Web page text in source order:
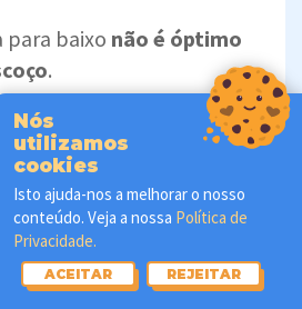
para baixo não é óptimo
.
que seja a sua
tem de estar virado
poder respirar.
de tensão
em rigidez e dores no
superior das costas. 😫
Nós
utilizamos
cookies
Isto ajuda-nos a melhorar o nosso
conteúdo. Veja a nossa Política de
Privacidade.
ACEITAR REJEITAR